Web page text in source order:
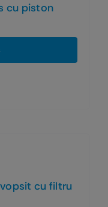
cu piston
cu filtru